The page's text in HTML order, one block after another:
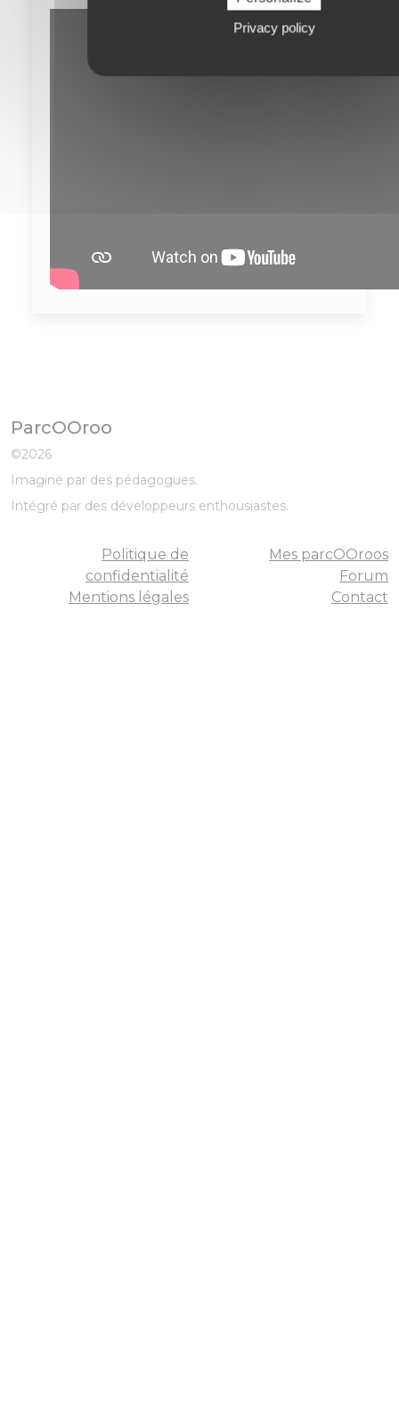
ParcOOroo
©2026
Imaginé par des pédagogues.
Intégré par des développeurs enthousiastes.
Politique de
confidentialité
Mentions légales
Mes parcOOroos
Forum
Contact
Privacy policy